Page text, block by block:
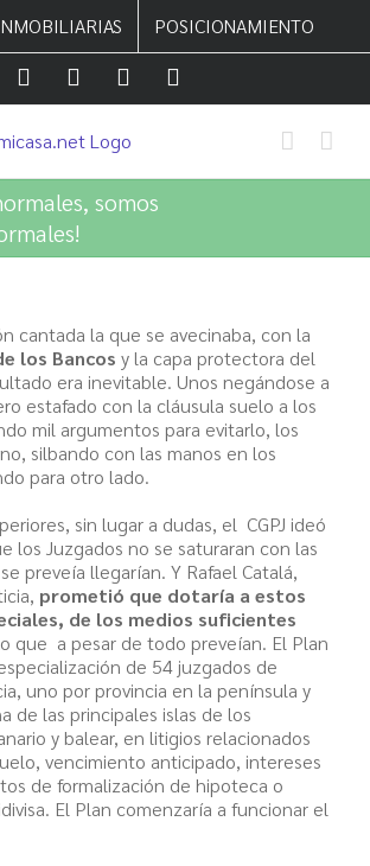
POSICIONAMIENTO
Facebook
Twitter LinkedIn
somos
cantada la que se avecinaba, con la
los Bancos y la capa protectora del
era inevitable. Unos negándose a
estafado con la cláusula suelo a los
mil argumentos para evitarlo, los
silbando con las manos en los
para otro lado.
sin lugar a dudas, el CGPJ ideó
los Juzgados no se saturaran con las
preveía llegarían. Y Rafael Catalá,
prometió que dotaría a estos
de los medios suficientes
que a pesar de todo preveían. El Plan
de 54 juzgados de
uno por provincia en la península y
de las principales islas de los
y balear, en litigios relacionados
vencimiento anticipado, intereses
de formalización de hipoteca o
El Plan comenzaría a funcionar el